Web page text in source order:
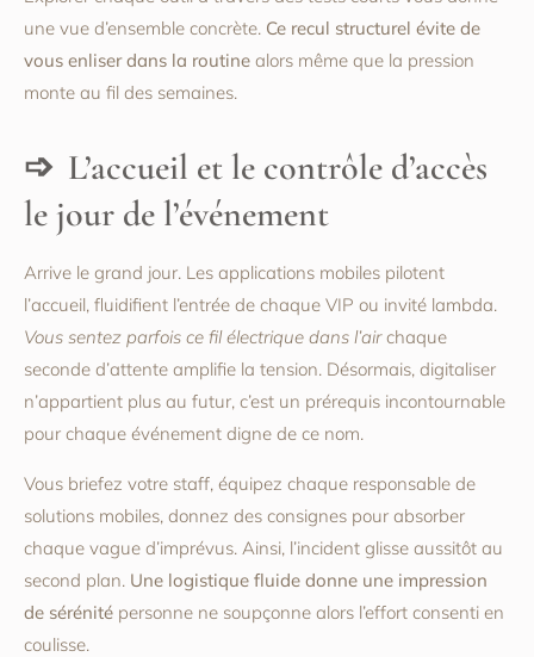
une vue d’ensemble concrète. Ce recul structurel évite de
vous enliser dans la routine alors même que la pression
monte au fil des semaines.
L’accueil et le contrôle d’accès
le jour de l’événement
Arrive le grand jour. Les applications mobiles pilotent
l’accueil, fluidifient l’entrée de chaque VIP ou invité lambda.
Vous sentez parfois ce fil électrique dans l’airchaque
seconde d’attente amplifie la tension. Désormais, digitaliser
n’appartient plus au futur, c’est un prérequis incontournable
pour chaque événement digne de ce nom.
Vous briefez votre staff, équipez chaque responsable de
solutions mobiles, donnez des consignes pour absorber
chaque vague d’imprévus. Ainsi, l’incident glisse aussitôt au
second plan. Une logistique fluide donne une impression
de sérénité personne ne soupçonne alors l’effort consenti en
coulisse.